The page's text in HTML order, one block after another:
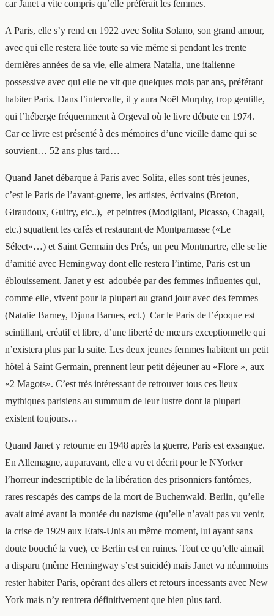
car Janet a vite compris qu’elle préférait les femmes.
A Paris, elle s’y rend en 1922 avec Solita Solano, son grand amour,
avec qui elle restera liée toute sa vie même si pendant les trente
dernières années de sa vie, elle aimera Natalia, une italienne
possessive avec qui elle ne vit que quelques mois par ans, préférant
habiter Paris. Dans l’intervalle, il y aura Noël Murphy, trop gentille,
qui l’héberge fréquemment à Orgeval où le livre débute en 1974.
Car ce livre est présenté à des mémoires d’une vieille dame qui se
souvient… 52 ans plus tard…
Quand Janet débarque à Paris avec Solita, elles sont très jeunes,
c’est le Paris de l’avant-guerre, les artistes, écrivains (Breton,
Giraudoux, Guitry, etc..), et peintres (Modigliani, Picasso, Chagall,
etc.) squattent les cafés et restaurant de Montparnasse («Le
Sélect»…) et Saint Germain des Prés, un peu Montmartre, elle se lie
d’amitié avec Hemingway dont elle restera l’intime, Paris est un
éblouissement. Janet y est adoubée par des femmes influentes qui,
comme elle, vivent pour la plupart au grand jour avec des femmes
(Natalie Barney, Djuna Barnes, ect.) Carle Paris de l’époque est
scintillant, créatif et libre, d’une liberté de mœurs exceptionnelle qui
n’existera plus par la suite. Les deux jeunes femmes habitent un petit
hôtel à Saint Germain, prennent leur petit déjeuner au «Flore », aux
«2 Magots». C’est très intéressant de retrouver tous ces lieux
mythiques parisiens au summum de leur lustre dont la plupart
existent toujours…
Quand Janet y retourne en 1948 après la guerre, Paris est exsangue.
En Allemagne, auparavant, elle a vu et décrit pour le NYorker
l’horreur indescriptible de la libération des prisonniers fantômes,
rares rescapés des camps de la mort de Buchenwald. Berlin, qu’elle
avait aimé avant la montée du nazisme (qu’elle n’avait pas vu venir,
la crise de 1929 aux Etats-Unis au même moment, lui ayant sans
doute bouché la vue), ce Berlin est en ruines. Tout ce qu’elle aimait
a disparu (même Hemingway s’est suicidé) mais Janet va néanmoins
rester habiter Paris, opérant des allers et retours incessants avec New
York mais n’y rentrera définitivement que bien plus tard.